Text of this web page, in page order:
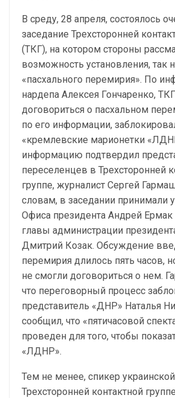
В среду, 28 апреля, состоялось
заседание Трехсторонней
(ТКГ), на котором стороны
возможность установления, так
«пасхального перемирия». По
нардепа Алексея Гончаренко,
договориться о пасхальном
по его информации,
«кремлевские марионетки
информацию подтвердил
переселенцев в Трехсторонней
группе, журналист Сергей
словам, в заседании принимали
Офиса президента Андрей Ермак
главы администрации
Дмитрий Козак. Обсуждение
перемирия длилось пять часов,
не смогли договориться о нем.
что переговорный процесс
представитель «ДНР» Наталья
сообщил, что «пятичасовой
проведен для того, чтобы
«ЛДНР».
Тем не менее, спикер
Трехсторонней контактной